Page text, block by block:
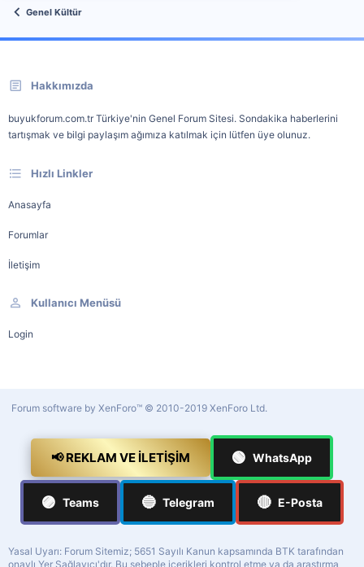
Genel Kültür
Hakkımızda
buyukforum.com.tr Türkiye'nin Genel Forum Sitesi. Sondakika haberlerini
tartışmak ve bilgi paylaşım ağımıza katılmak için lütfen üye olunuz.
Hızlı Linkler
Anasayfa
Forumlar
İletişim
Kullanıcı Menüsü
Login
Forum software by XenForo™ © 2010-2019 XenForo Ltd.
📢 REKLAM VE İLETIŞIM 🟢 WhatsApp
🟣 Teams 🔵 Telegram 🔴 E-Posta
Yasal Uyarı: Forum Sitemiz; 5651 Sayılı Kanun kapsamında BTK tarafından
onaylı Yer Sağlayıcı'dır. Bu sebeple içerikleri kontrol etme ya da araştırma